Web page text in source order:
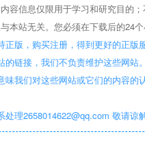
容信息仅限用于学习和研究目的
本站无关。您必须在下载后的24
版，购买注册，得到更好的正版服
链接，我们不负责维护这些网站
味我们对这些网站或它们的内容
理2658014622@qq.com 敬请谅